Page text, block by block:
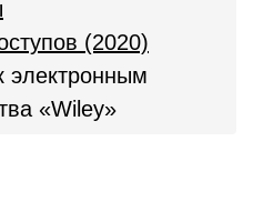
(2020)
электронным
«Wiley»